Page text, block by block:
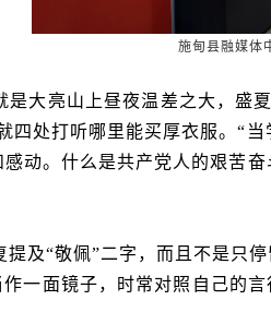
施甸县融媒体
是大亮山上昼夜温差之大，盛
四处打听哪里能买厚衣服。“
动。什么是共产党人的艰苦
提及“敬佩”二字，而且不是只
一面镜子，时常对照自己的